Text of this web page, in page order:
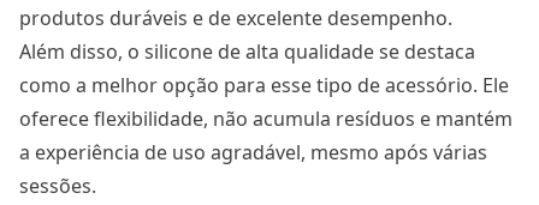
produtos duráveis e de excelente desempenho.
Além disso, o silicone de alta qualidade se destaca
como a melhor opção para esse tipo de acessório. Ele
oferece flexibilidade, não acumula resíduos e mantém
a experiência de uso agradável, mesmo após várias
sessões.